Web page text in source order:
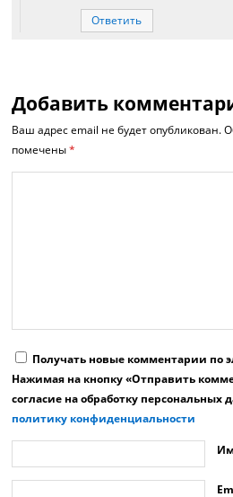
Ответить
Добавить
Ваш адрес email не будет опубликован.
помечены*
Получать новые комментарии по
Нажимая на кнопку «Отправить
согласие на обработку
политику конфиденциальности